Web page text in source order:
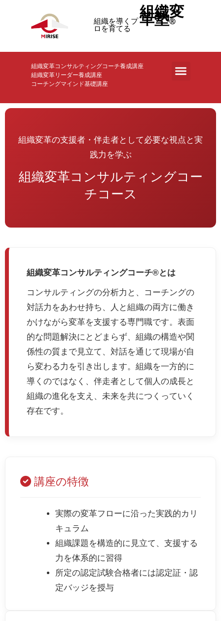
組織を導くプ
ロを育てる
組織変
革塾®
組織変革コンサルティングコーチ養成講座
組織変革リーダー養成講座
コーチングマインド基礎講座
組織変革の支援者・伴走者として必要な視点と実
践力を学ぶ
組織変革コンサルティングコー
チコース
組織変革コンサルティングコーチ®とは
コンサルティングの分析力と、コーチングの
対話力をあわせ持ち、人と組織の両方に働き
かけながら変革を支援する専門職です。表面
的な問題解決にとどまらず、組織の構造や関
係性の質まで見立て、対話を通じて現場が自
ら変わる力を引き出します。組織を一方的に
導くのではなく、伴走者として個人の成長と
組織の進化を支え、未来を共につくっていく
存在です。
講座の特徴
実際の変革フローに沿った実践的カリ
キュラム
組織課題を構造的に見立て、支援する
力を体系的に習得
所定の認定試験合格者には認定証・認
定バッジを授与